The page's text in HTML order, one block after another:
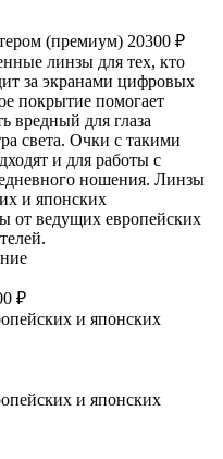
(премиум) 20300 ₽
линзы для тех, кто
за экранами цифровых
покрытие помогает
вредный для глаза
света. Очки с такими
и для работы с
ношения. Линзы
и японских
от ведущих европейских
₽
и японских
и японских